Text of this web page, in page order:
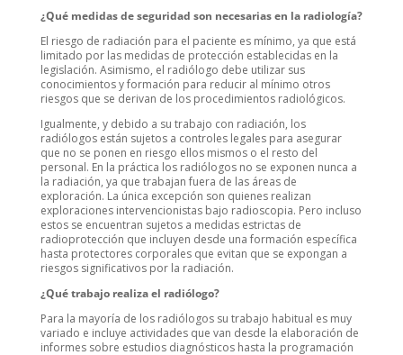
¿Qué medidas de seguridad son necesarias en la radiología?
El riesgo de radiación para el paciente es mínimo, ya que está
limitado por las medidas de protección establecidas en la
legislación. Asimismo, el radiólogo debe utilizar sus
conocimientos y formación para reducir al mínimo otros
riesgos que se derivan de los procedimientos radiológicos.
Igualmente, y debido a su trabajo con radiación, los
radiólogos están sujetos a controles legales para asegurar
que no se ponen en riesgo ellos mismos o el resto del
personal. En la práctica los radiólogos no se exponen nunca a
la radiación, ya que trabajan fuera de las áreas de
exploración. La única excepción son quienes realizan
exploraciones intervencionistas bajo radioscopia. Pero incluso
estos se encuentran sujetos a medidas estrictas de
radioprotección que incluyen desde una formación específica
hasta protectores corporales que evitan que se expongan a
riesgos significativos por la radiación.
¿Qué trabajo realiza el radiólogo?
Para la mayoría de los radiólogos su trabajo habitual es muy
variado e incluye actividades que van desde la elaboración de
informes sobre estudios diagnósticos hasta la programación